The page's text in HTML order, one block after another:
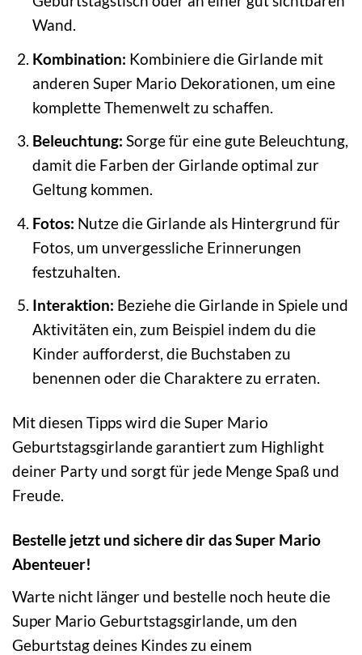
Wand.
Kombination: Kombiniere die Girlande mit
anderen Super Mario Dekorationen, um eine
komplette Themenwelt zu schaffen.
Beleuchtung: Sorge für eine gute Beleuchtung,
damit die Farben der Girlande optimal zur
Geltung kommen.
Fotos: Nutze die Girlande als Hintergrund für
Fotos, um unvergessliche Erinnerungen
festzuhalten.
Interaktion: Beziehe die Girlande in Spiele und
Aktivitäten ein, zum Beispiel indem du die
Kinder aufforderst, die Buchstaben zu
benennen oder die Charaktere zu erraten.
Mit diesen Tipps wird die Super Mario
Geburtstagsgirlande garantiert zum Highlight
deiner Party und sorgt für jede Menge Spaß und
Freude.
Bestelle jetzt und sichere dir das Super Mario
Abenteuer!
Warte nicht länger und bestelle noch heute die
Super Mario Geburtstagsgirlande, um den
Geburtstag deines Kindes zu einem